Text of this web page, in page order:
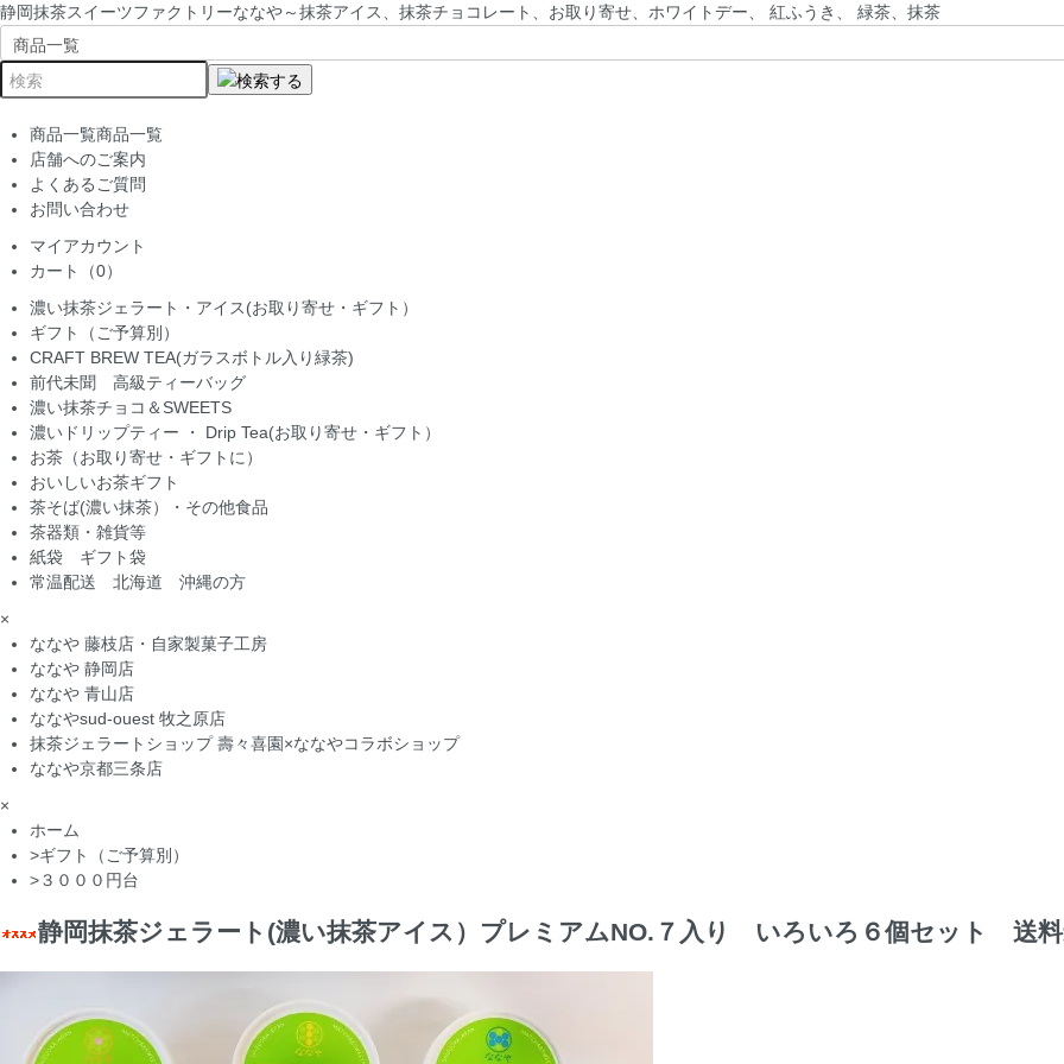
静岡抹茶スイーツファクトリーななや～抹茶アイス、抹茶チョコレート、お取り寄せ、ホワイトデー、 紅ふうき、 緑茶、抹茶
商品一覧商品一覧
店舗へのご案内
よくあるご質問
お問い合わせ
マイアカウント
カート（0）
濃い抹茶ジェラート・アイス(お取り寄せ・ギフト）
ギフト（ご予算別）
CRAFT BREW TEA(ガラスボトル入り緑茶)
前代未聞 高級ティーバッグ
濃い抹茶チョコ＆SWEETS
濃いドリップティー ・ Drip Tea(お取り寄せ・ギフト）
お茶（お取り寄せ・ギフトに）
おいしいお茶ギフト
茶そば(濃い抹茶）・その他食品
茶器類・雑貨等
紙袋 ギフト袋
常温配送 北海道 沖縄の方
×
ななや 藤枝店・自家製菓子工房
ななや 静岡店
ななや 青山店
ななやsud-ouest 牧之原店
抹茶ジェラートショップ 壽々喜園×ななやコラボショップ
ななや京都三条店
×
ホーム
>ギフト（ご予算別）
>３０００円台
静岡抹茶ジェラート(濃い抹茶アイス）プレミアムNO.７入り いろいろ６個セット 送